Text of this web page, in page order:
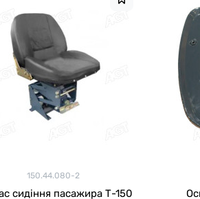
150.44.080-2
сидіння пасажира Т-150